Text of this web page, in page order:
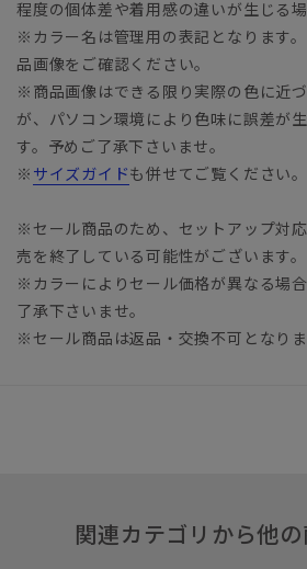
程度の個体差や着用感の違いが生じる場
※カラー名は管理用の表記となります
品画像をご確認ください。
※商品画像はできる限り実際の色に近
が、パソコン環境により色味に誤差が
す。予めご了承下さいませ。
※ サイズガイドも併せてご覧ください。
※セール商品のため、セットアップ対
売を終了している可能性がございます。
※カラーによりセール価格が異なる場
了承下さいませ。
※セール商品は返品・交換不可となりま
関連カテゴリから他